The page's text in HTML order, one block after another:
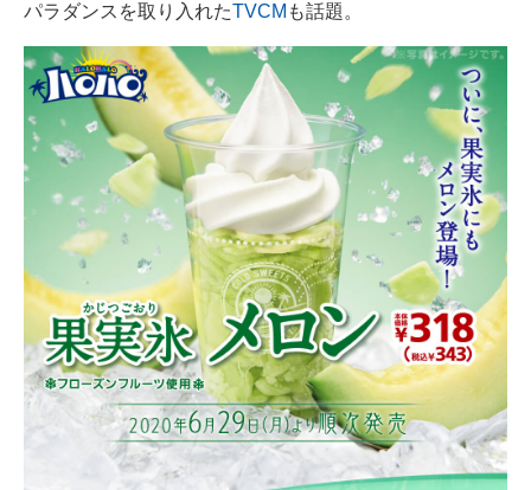
パラダンスを取り入れたTVCM も話題。